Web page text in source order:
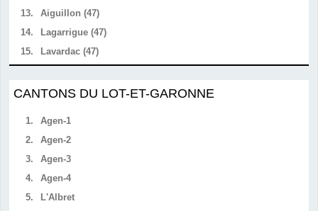
13.
Aiguillon (47)
14.
Lagarrigue (47)
15.
Lavardac (47)
CANTONS DU LOT-ET-GARONNE
1.
Agen-1
2.
Agen-2
3.
Agen-3
4.
Agen-4
5.
L'Albret